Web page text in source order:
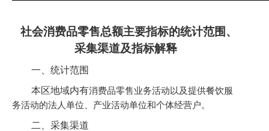
社会消费品零售总额主要指标的统计范围、
采集渠道及指标解释
一、统计范围
本区地域内有消费品零售业务活动以及提供餐饮服
务活动的法人单位、产业活动单位和个体经营户。
二、采集渠道